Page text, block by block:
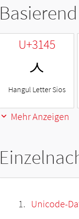
U+3145
ㅅ
Hangul Letter Sios
Mehr Anzeigen
Unicode-